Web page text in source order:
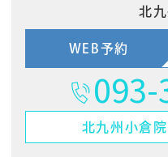
北
WEB予約
北九州小倉院